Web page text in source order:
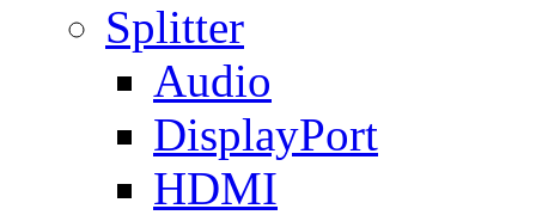
Splitter
Audio
DisplayPort
HDMI